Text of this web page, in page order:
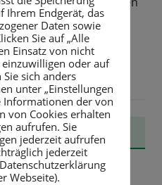
Endgerät, das
Daten sowie
Sie auf „Alle
Einsatz von nicht
oder auf
Sie sich anders
unter „Einstellungen
Informationen der von
von Cookies erhalten
aufrufen. Sie
jederzeit aufrufen
jederzeit
Webseite).